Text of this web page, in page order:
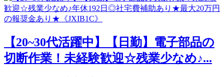
【20~30代活躍中】【日勤】電子部品の
切断作業！未経験歓迎☆残業少なめ♪...